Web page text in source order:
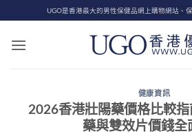
to
content
UGO是香港最大的男性保健品網上購物網站、
健康資訊
2026香港壯陽藥價格比較
藥與雙效片價錢全